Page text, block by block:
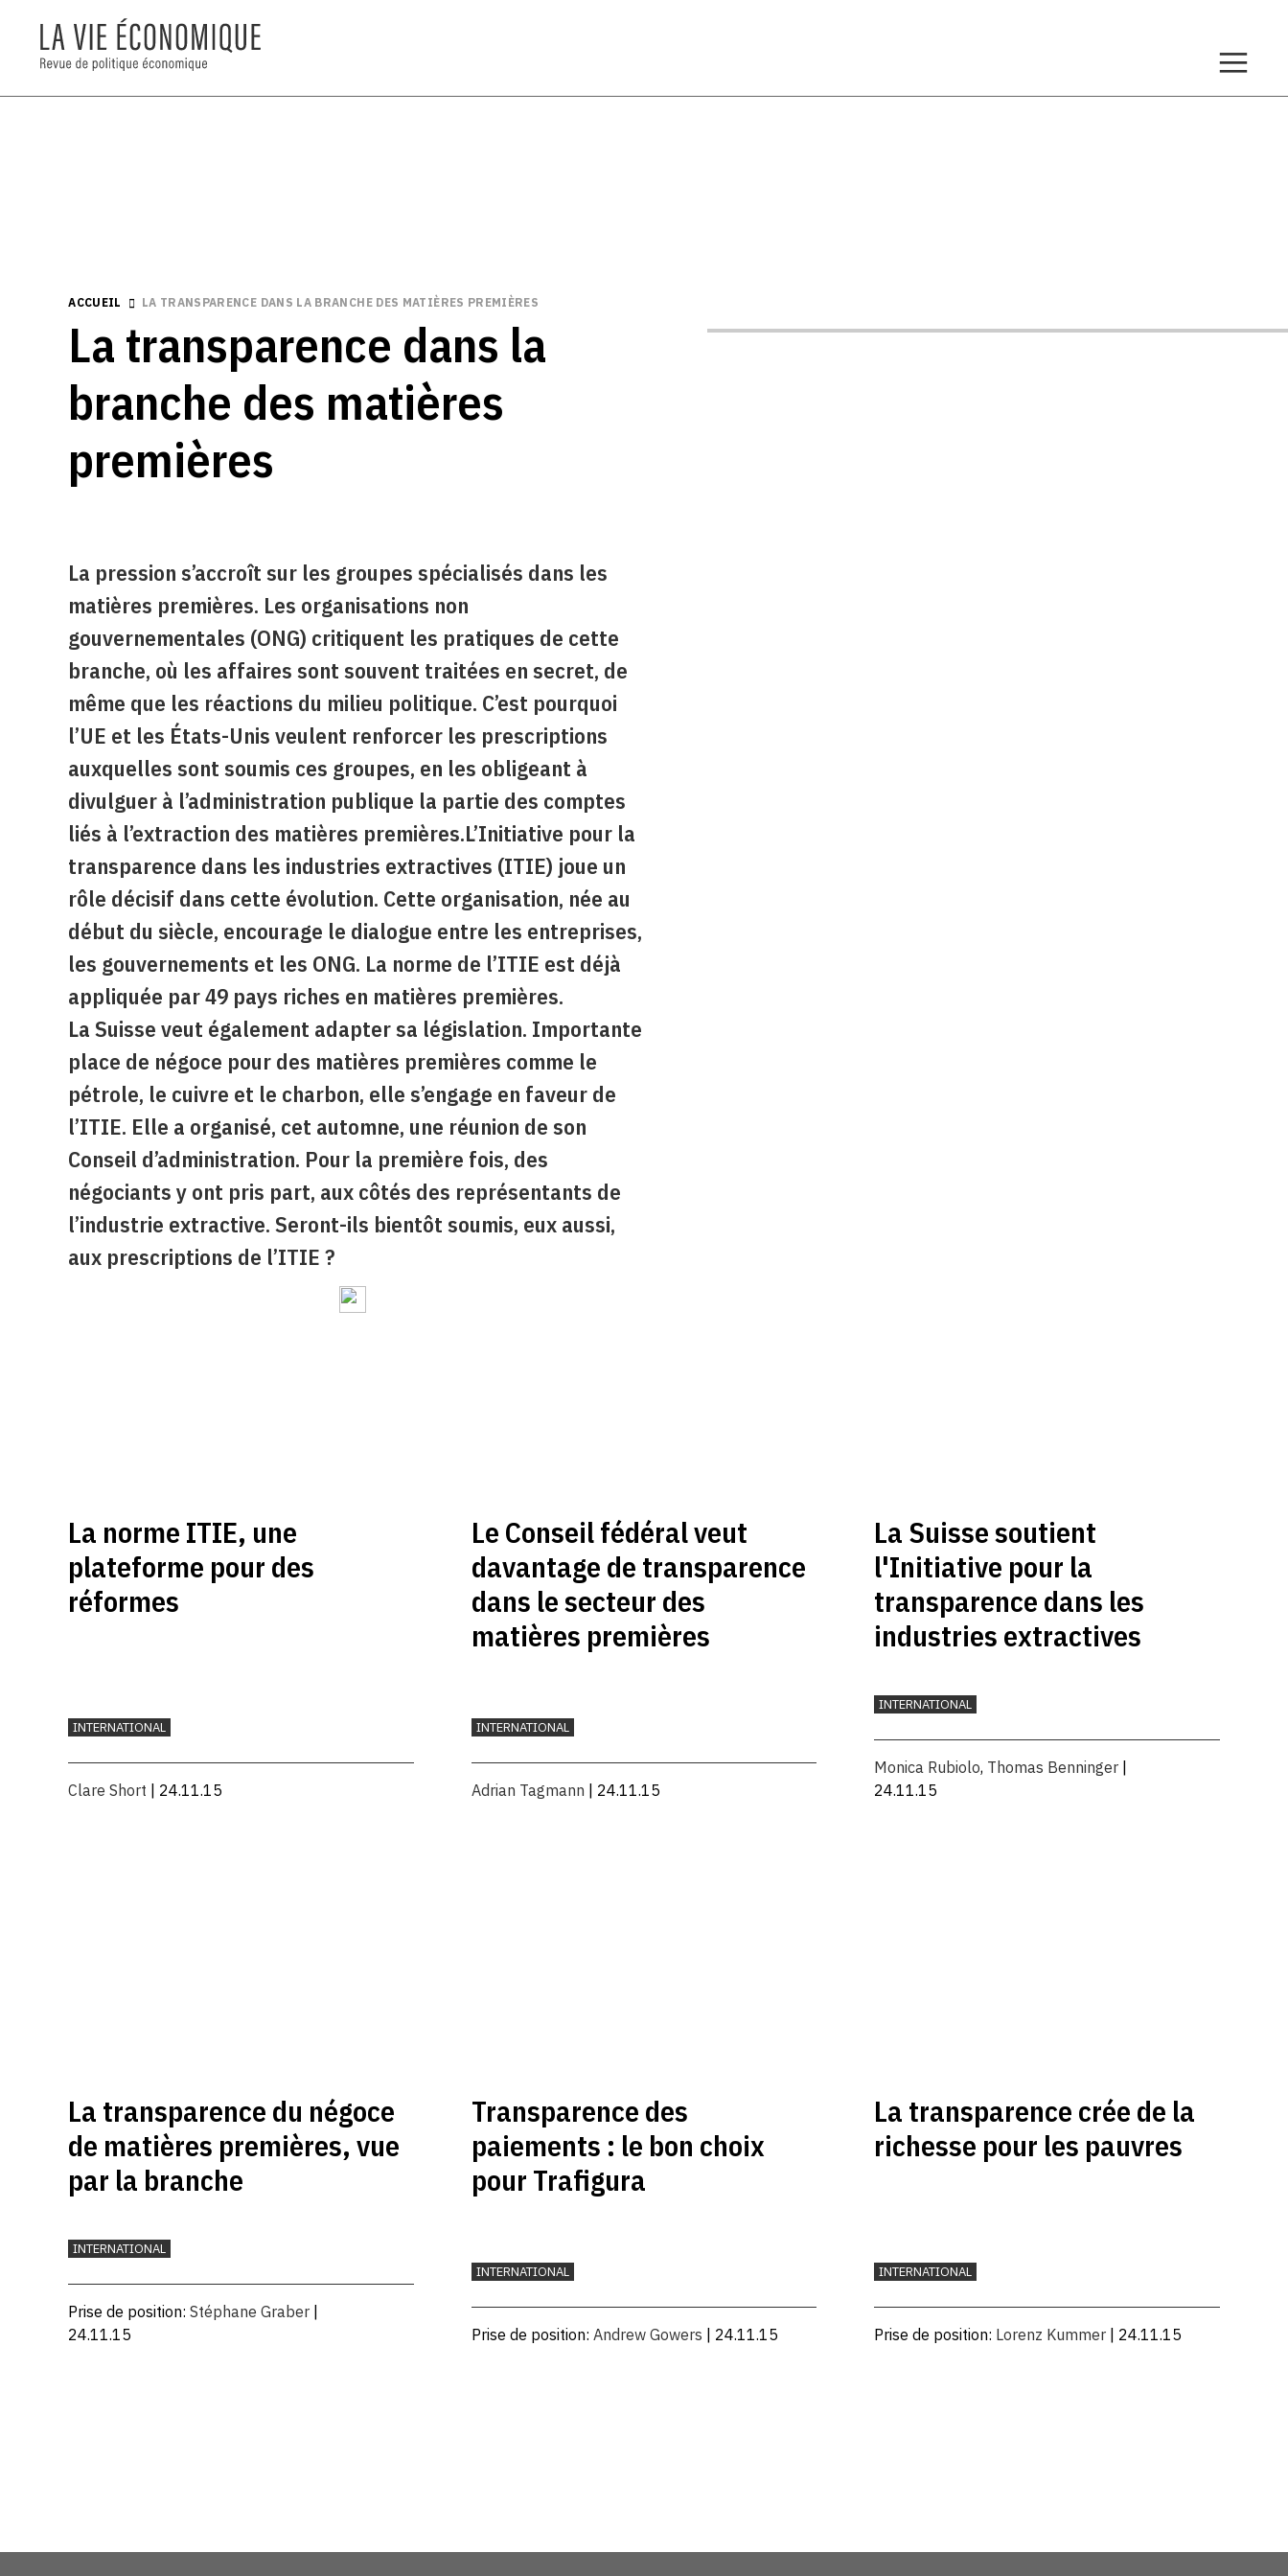
ACCUEIL LA TRANSPARENCE DANS LA BRANCHE DES MATIÈRES PREMIÈRES
La transparence dans la
branche des matières
premières
La pression s’accroît sur les groupes spécialisés dans les
matières premières. Les organisations non
gouvernementales (ONG) critiquent les pratiques de cette
branche, où les affaires sont souvent traitées en secret, de
même que les réactions du milieu politique. C’est pourquoi
l’UE et les États-Unis veulent renforcer les prescriptions
auxquelles sont soumis ces groupes, en les obligeant à
divulguer à l’administration publique la partie des comptes
liés à l’extraction des matières premières.L’Initiative pour la
transparence dans les industries extractives (ITIE) joue un
rôle décisif dans cette évolution. Cette organisation, née au
début du siècle, encourage le dialogue entre les entreprises,
les gouvernements et les ONG. La norme de l’ITIE est déjà
appliquée par 49 pays riches en matières premières.
La Suisse veut également adapter sa législation. Importante
place de négoce pour des matières premières comme le
pétrole, le cuivre et le charbon, elle s’engage en faveur de
l’ITIE. Elle a organisé, cet automne, une réunion de son
Conseil d’administration. Pour la première fois, des
négociants y ont pris part, aux côtés des représentants de
l’industrie extractive. Seront-ils bientôt soumis, eux aussi,
aux prescriptions de l’ITIE ?
La norme ITIE, une
plateforme pour des
réformes
INTERNATIONAL
Clare Short | 24.11.15
Le Conseil fédéral veut
davantage de transparence
dans le secteur des
matières premières
INTERNATIONAL
Adrian Tagmann | 24.11.15
La Suisse soutient
l'Initiative pour la
transparence dans les
industries extractives
INTERNATIONAL
Monica Rubiolo, Thomas Benninger
24.11.15
La transparence du négoce
de matières premières, vue
par la branche
INTERNATIONAL
Prise de position:Stéphane Graber
24.11.15
Transparence des
paiements : le bon choix
pour Trafigura
INTERNATIONAL
Prise de position: Andrew Gowers | 24.11.15
La transparence crée de la
richesse pour les pauvres
INTERNATIONAL
Prise de position: Lorenz Kummer | 24.11.15